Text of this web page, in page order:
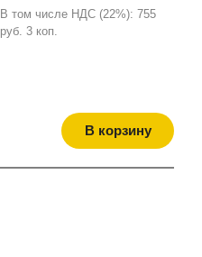
В том числе НДС (22%): 755
руб. 3 коп.
В корзину